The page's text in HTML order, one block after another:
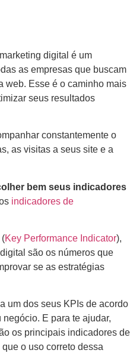
digital é um
as empresas que buscam
web. Esse é o caminho mais
seus resultados
constantemente o
as visitas a seus site e a
bem seus indicadores
indicadores de
(Key Performance Indicator),
são os números que
se as estratégias
um dos seus KPIs de acordo
E para te ajudar,
os principais indicadores de
o uso correto dessa